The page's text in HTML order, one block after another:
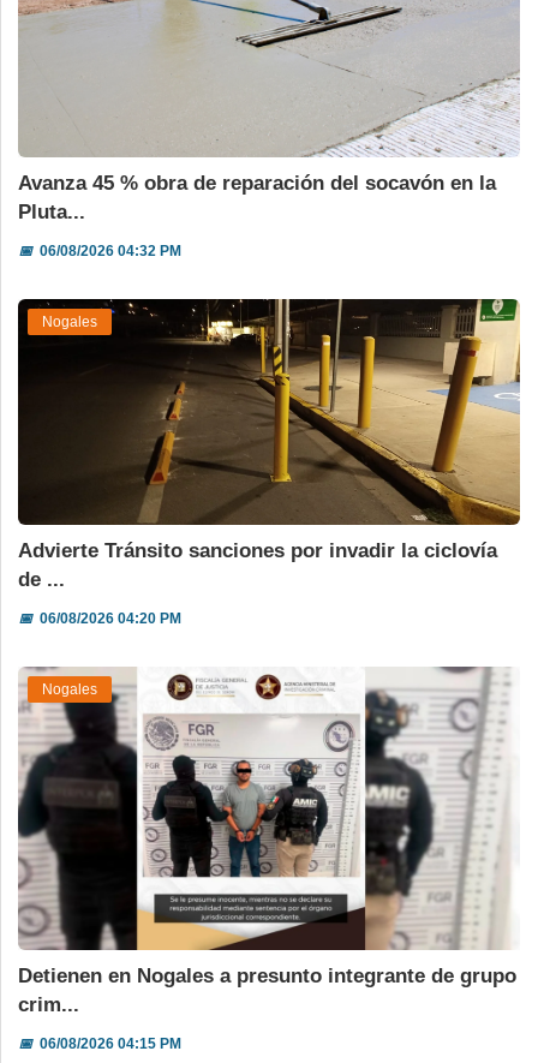
Avanza 45 % obra de reparación del socavón en la
Pluta...
📅06/08/2026 04:32 PM
Nogales
Advierte Tránsito sanciones por invadir la ciclovía
de ...
📅06/08/2026 04:20 PM
Nogales
Detienen en Nogales a presunto integrante de grupo
crim...
📅06/08/2026 04:15 PM